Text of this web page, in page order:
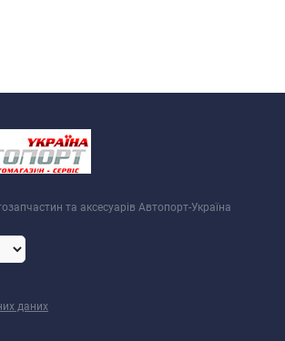
та аксесуарів Автопорт-Україна
даних